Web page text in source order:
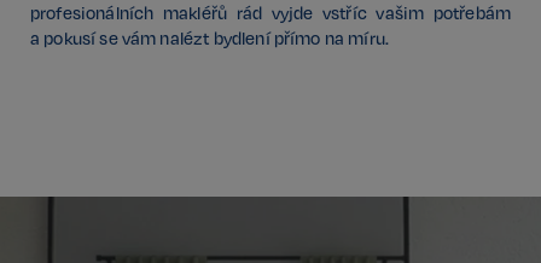
profesionálních makléřů rád vyjde vstříc vašim potřebám
a pokusí se vám nalézt bydlení přímo na míru.